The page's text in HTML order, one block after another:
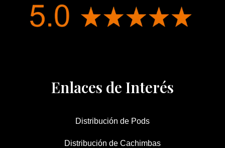
Enlaces de Interés
Distribución de Pods
Distribución de Cachimbas